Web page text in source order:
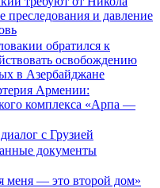
преследования и давление
обратился к
освобождению
в Азербайджане
Армении:
комплекса «Арпа —
с Грузией
документы
меня — это второй дом»